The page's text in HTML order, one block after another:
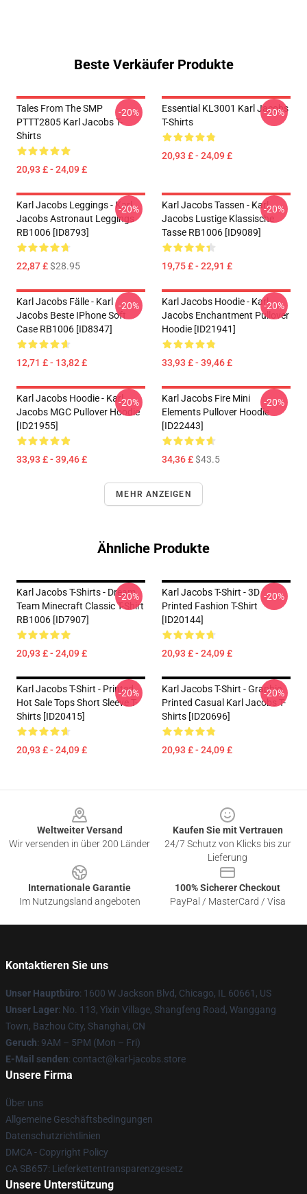
Beste Verkäufer Produkte
Tales From The SMP
PTTT2805 Karl Jacobs T-
Shirts
20,93 £ - 24,09 £
-20%
Essential KL3001 Karl Jacobs
T-Shirts
20,93 £ - 24,09 £
-20%
Karl Jacobs Leggings - Karl
Jacobs Astronaut Leggings
RB1006 [ID8793]
22,87 £$28.95
-20%
Karl Jacobs Tassen - Karl
Jacobs Lustige Klassische
Tasse RB1006 [ID9089]
19,75 £ - 22,91 £
-20%
Karl Jacobs Fälle - Karl
Jacobs Beste IPhone Soft
Case RB1006 [ID8347]
12,71 £ - 13,82 £
-20%
Karl Jacobs Hoodie - Karl
Jacobs Enchantment Pullover
Hoodie [ID21941]
33,93 £ - 39,46 £
-20%
Karl Jacobs Hoodie - Karl
Jacobs MGC Pullover Hoodie
[ID21955]
33,93 £ - 39,46 £
-20%
Karl Jacobs Fire Mini
Elements Pullover Hoodie
[ID22443]
34,36 £$43.5
-20%
MEHR ANZEIGEN
Ähnliche Produkte
Karl Jacobs T-Shirts - Dream
Team Minecraft Classic T-Shirt
RB1006 [ID7907]
20,93 £ - 24,09 £
-20%
Karl Jacobs T-Shirt - 3D
Printed Fashion T-Shirt
[ID20144]
20,93 £ - 24,09 £
-20%
Karl Jacobs T-Shirt - Printed
Hot Sale Tops Short Sleeve T-
Shirts [ID20415]
20,93 £ - 24,09 £
-20%
Karl Jacobs T-Shirt - Graphic
Printed Casual Karl Jacobs T-
Shirts [ID20696]
20,93 £ - 24,09 £
-20%
Weltweiter Versand
Wir versenden in über 200 Länder
Kaufen Sie mit Vertrauen
24/7 Schutz von Klicks bis zur
Lieferung
Internationale Garantie
Im Nutzungsland angeboten
100% Sicherer Checkout
PayPal / MasterCard / Visa
Kontaktieren Sie uns
Unser Hauptbüro: 1600 W Jackson Blvd, Chicago, IL 60661, US
Unser Lager: No. 113, Yixin Village, Shangfeng Road, Wanggang
Town, Bazhou City, Shanghai, CN
Geruch: 9AM – 5PM (Mon – Fri)
E-Mail senden: contact@karl-jacobs.store
Unsere Firma
Über uns
Allgemeine Geschäftsbedingungen
Datenschutzrichtlinien
DMCA - Copyright Policy
CA SB657: Lieferkettentransparenzgesetz
Unsere Unterstützung